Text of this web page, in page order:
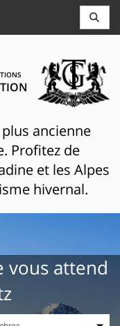
ancienne
Profitez de
et les Alpes
hivernal.
vous attend